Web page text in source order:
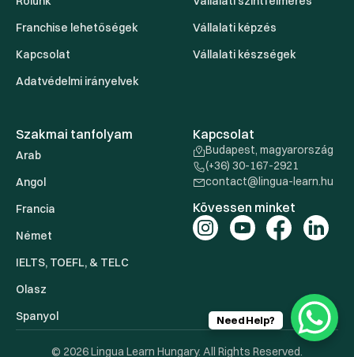
Franchise lehetőségek
Kapcsolat
Adatvédelmi irányelvek
Vállalati képzés
Vállalati készségek
Szakmai tanfolyam
Arab
Angol
Francia
Német
IELTS, TOEFL, & TELC
Olasz
Spanyol
Kapcsolat
Budapest, magyarország
(+36) 30-167-2921
contact@lingua-learn.hu
Kövessen minket
© 2026 Lingua Learn Hungary. All Rights Reserved.
Need Help?